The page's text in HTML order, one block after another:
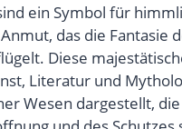
ein Symbol für
das die Fantasie
Diese
Literatur und
Wesen dargestellt,